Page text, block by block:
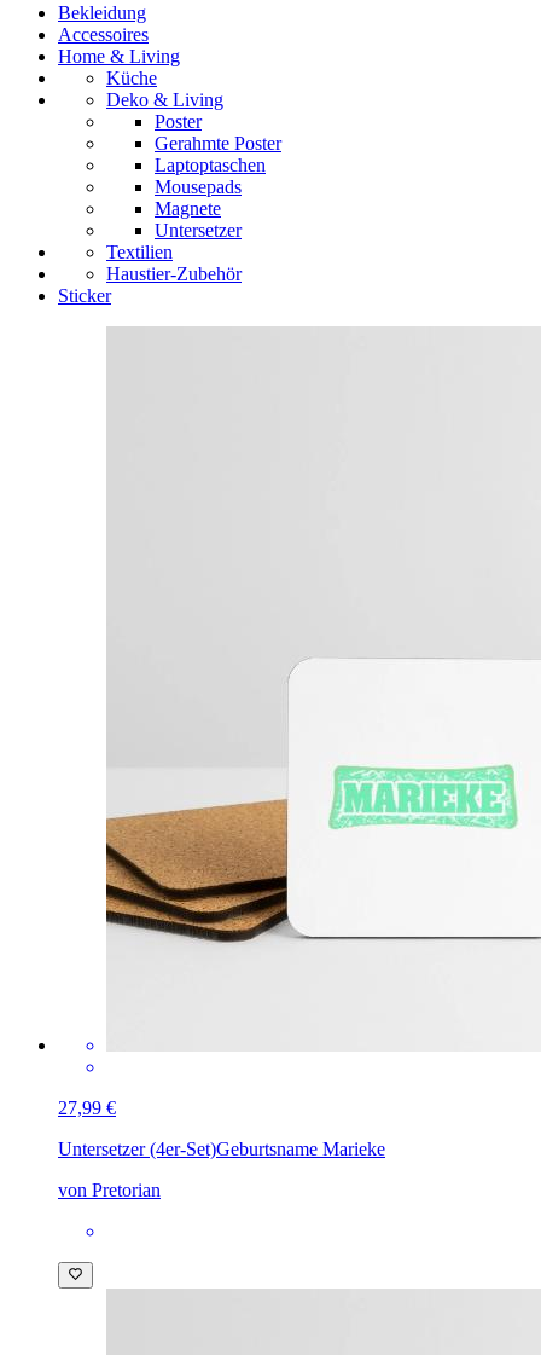
Bekleidung
Accessoires
Home & Living
Küche
Deko & Living
Poster
Gerahmte Poster
Laptoptaschen
Mousepads
Magnete
Untersetzer
Textilien
Haustier-Zubehör
Sticker
27,99 €
Untersetzer (4er-Set)Geburtsname Marieke
von Pretorian